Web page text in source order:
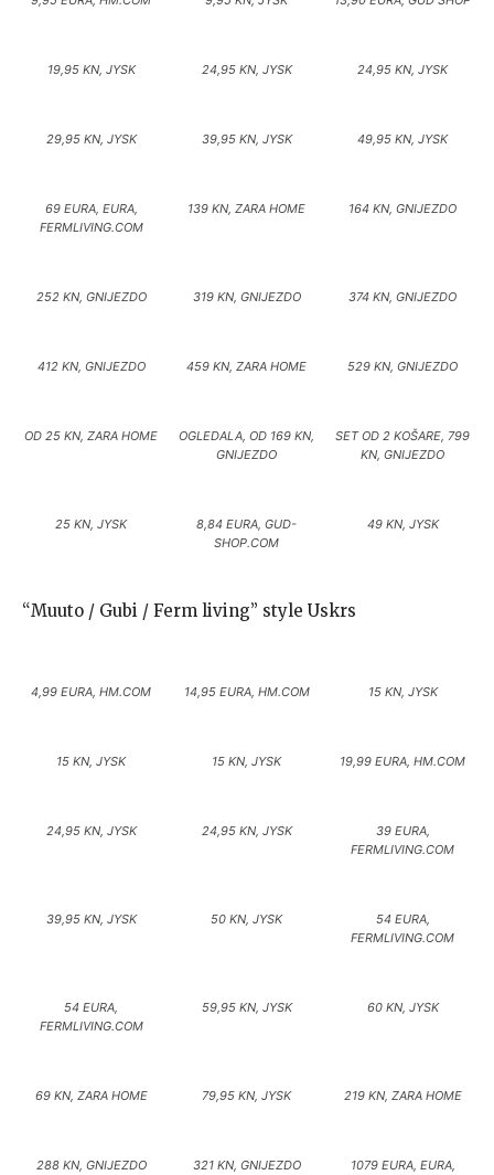
19,95 KN, JYSK 24,95 KN, JYSK 24,95 KN, JYSK
29,95 KN, JYSK 39,95 KN, JYSK 49,95 KN, JYSK
69 EURA, EURA,
FERMLIVING.COM
139 KN, ZARA HOME 164 KN, GNIJEZDO
252 KN, GNIJEZDO 319 KN, GNIJEZDO 374 KN, GNIJEZDO
412 KN, GNIJEZDO 459 KN, ZARA HOME 529 KN, GNIJEZDO
OD 25 KN, ZARA HOME
OGLEDALA, OD 169 KN,
GNIJEZDO
SET OD 2 KOŠARE, 799
KN, GNIJEZDO
25 KN, JYSK
8,84 EURA, GUD-
SHOP.COM
49 KN, JYSK
“Muuto / Gubi / Ferm living” style Uskrs
4,99 EURA, HM.COM 14,95 EURA, HM.COM 15 KN, JYSK
15 KN, JYSK 15 KN, JYSK 19,99 EURA, HM.COM
24,95 KN, JYSK 24,95 KN, JYSK
39 EURA,
FERMLIVING.COM
39,95 KN, JYSK 50 KN, JYSK
54 EURA,
FERMLIVING.COM
54 EURA,
FERMLIVING.COM
59,95 KN, JYSK 60 KN, JYSK
69 KN, ZARA HOME 79,95 KN, JYSK 219 KN, ZARA HOME
288 KN, GNIJEZDO 321 KN, GNIJEZDO
1079 EURA, EURA,